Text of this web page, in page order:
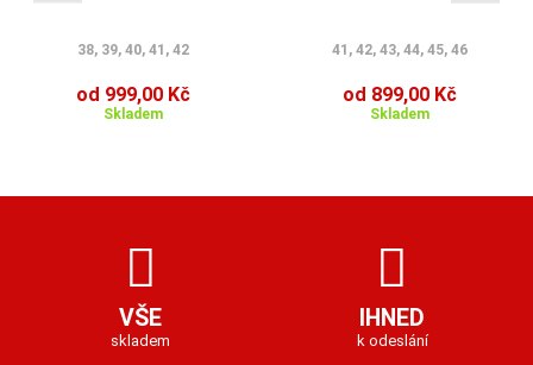
38, 39, 40, 41, 42
od 999,00 Kč
Skladem
41, 42, 43, 44, 45, 46
od 899,00 Kč
Skladem
VŠE
skladem
IHNED
k odeslání